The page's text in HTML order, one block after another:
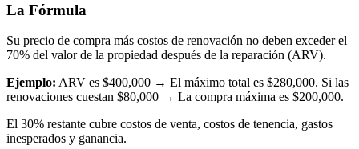
La Fórmula
Su precio de compra más costos de renovación no deben exceder el
70% del valor de la propiedad después de la reparación (ARV).
Ejemplo: ARV es $400,000 → El máximo total es $280,000. Si las
renovaciones cuestan $80,000 → La compra máxima es $200,000.
El 30% restante cubre costos de venta, costos de tenencia, gastos
inesperados y ganancia.